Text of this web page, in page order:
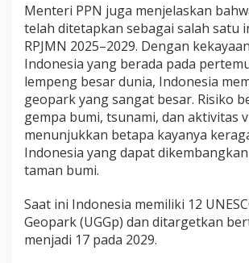
e
n
J
m
b
a
a
e
n
g
e
Menteri PPN juga menjelaskan
telah ditetapkan sebagai salah satu
RPJMN 2025–2029. Dengan
Indonesia yang berada pada
lempeng besar dunia, Indonesia
geopark yang sangat besar. Risiko
gempa bumi, tsunami, dan aktivitas
menunjukkan betapa kayanya
Indonesia yang dapat
taman bumi.
Saat ini Indonesia memiliki 12
Geopark (UGGp) dan ditargetkan
menjadi 17 pada 2029.